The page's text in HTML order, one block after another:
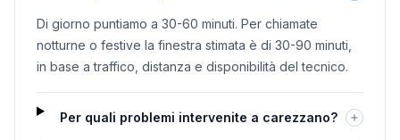
Di giorno puntiamo a 30-60 minuti. Per chiamate
notturne o festive la finestra stimata è di 30-90 minuti,
in base a traffico, distanza e disponibilità del tecnico.
Per quali problemi intervenite a carezzano?